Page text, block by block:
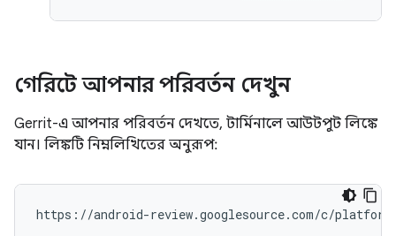
গেরিটে আপনার পরিবর্তন দেখুন
Gerrit-এ আপনার পরিবর্তন দেখতে, টার্মিনালে আউটপুট লিঙ্কে
যান। লিঙ্কটি নিম্নলিখিতের অনুরূপ: